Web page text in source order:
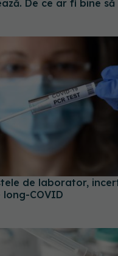
de laborator,
COVID